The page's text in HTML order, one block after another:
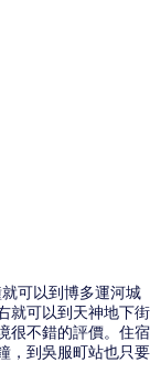
可以到博多運河城
就可以到天神地下街
很不錯的評價。住宿
，到吳服町站也只要